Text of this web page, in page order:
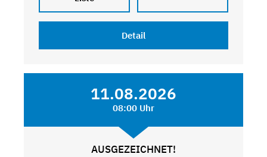
Detail
11.08.2026
08:00 Uhr
AUSGEZEICHNET!